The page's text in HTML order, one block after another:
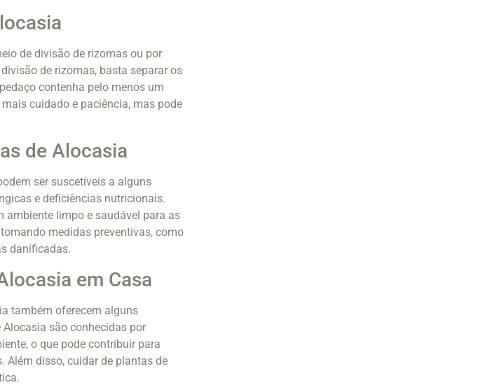
de divisão de rizomas ou por
de rizomas, basta separar os
contenha pelo menos um
cuidado e paciência, mas pode
de Alocasia
ser suscetíveis a alguns
e deficiências nutricionais.
ambiente limpo e saudável para as
medidas preventivas, como
danificadas.
em Casa
também oferecem alguns
Alocasia são conhecidas por
o que pode contribuir para
Além disso, cuidar de plantas de